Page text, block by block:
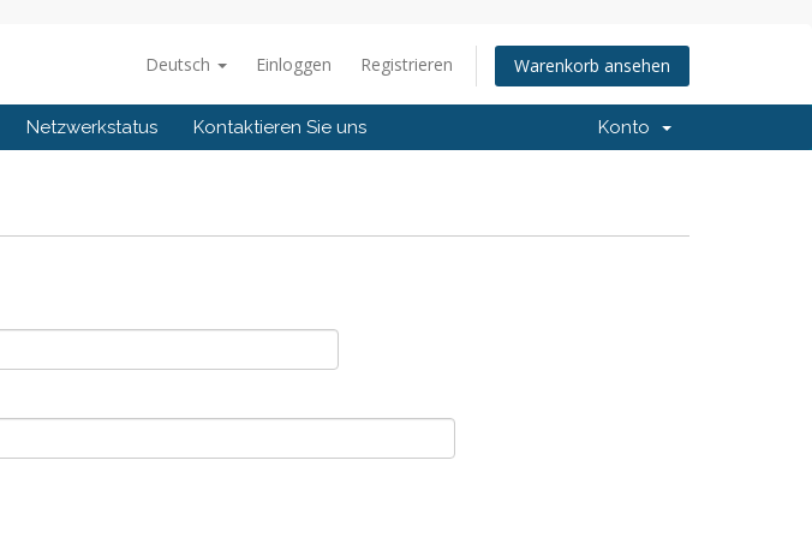
Deutsch Einloggen Registrieren Warenkorb ansehen
Netzwerkstatus Kontaktieren Sie uns Konto